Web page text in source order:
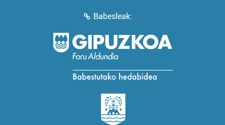
Babesleak: